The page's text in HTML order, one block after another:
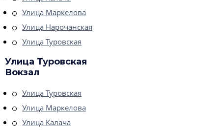
Улица Маркелова
Улица Нарочанская
Улица Туровская
Улица Туровская
Вокзал
Улица Туровская
Улица Маркелова
Улица Калача